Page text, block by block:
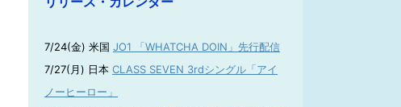
7/24(金) 米国 JO1 「WHATCHA DOIN」先行配信
7/27(月) 日本 CLASS SEVEN 3rdシングル「アイ
ノーヒーロー」